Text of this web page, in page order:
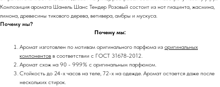
Композиция аромата Шанель Шанс Тендер Розовый состоит из нот гиацинта, жасмина,
лимона, древесины тикового дерева, ветивера, амбры и мускуса.
Почему мы?
Почему мы:
Аромат изготовлен по мотивам оригинального парфюма из оригинальных
компонентов в соответствии с ГОСТ 31678-2012.
Аромат схож на 90 - 99.9% с оригинальным парфюмом.
Стойкость до 24-х часов на теле, 72-х на одежде. Аромат остается даже после
нескольких стирок.